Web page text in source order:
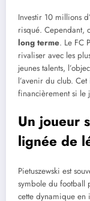
Investir 10 millions
risqué. Cependant,
long terme. Le FC
rivaliser avec les
jeunes talents,
l’avenir du club.
financièrement si le
Un joueur
lignée de
Pietuszewski est
symbole du football
cette dynamique en